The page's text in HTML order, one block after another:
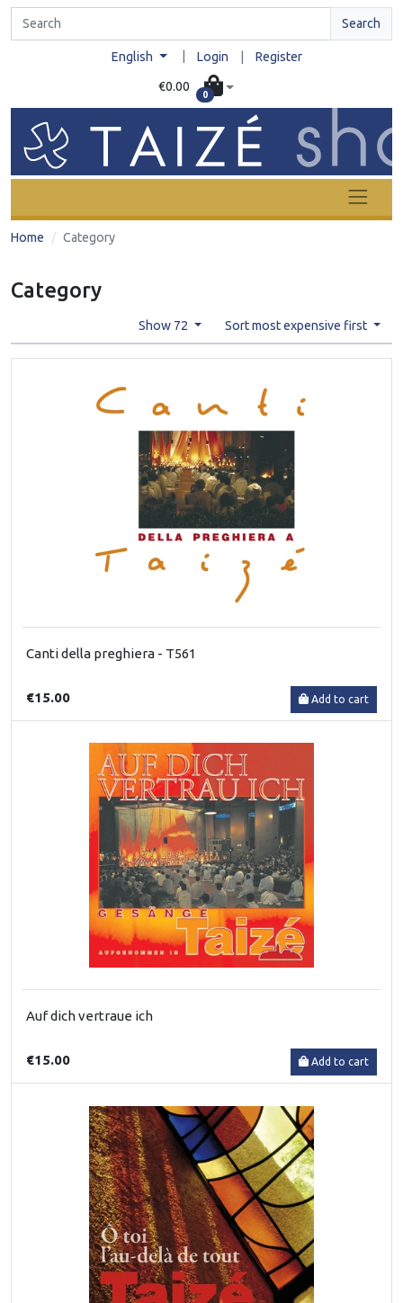
Search
English Login Register
€0.00
0
Home Category
Category
Show 72 Sort most expensive first
Canti della preghiera - T561
€15.00 Add to cart
Auf dich vertraue ich
€15.00 Add to cart